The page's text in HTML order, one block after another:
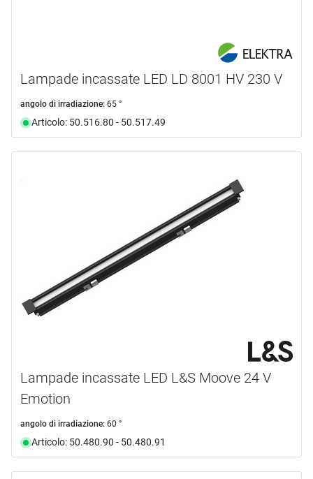
Lampade incassate LED LD 8001 HV 230 V
angolo di irradiazione: 65 °
Articolo: 50.516.80 - 50.517.49
Lampade incassate LED L&S Moove 24 V
Emotion
angolo di irradiazione: 60 °
Articolo: 50.480.90 - 50.480.91